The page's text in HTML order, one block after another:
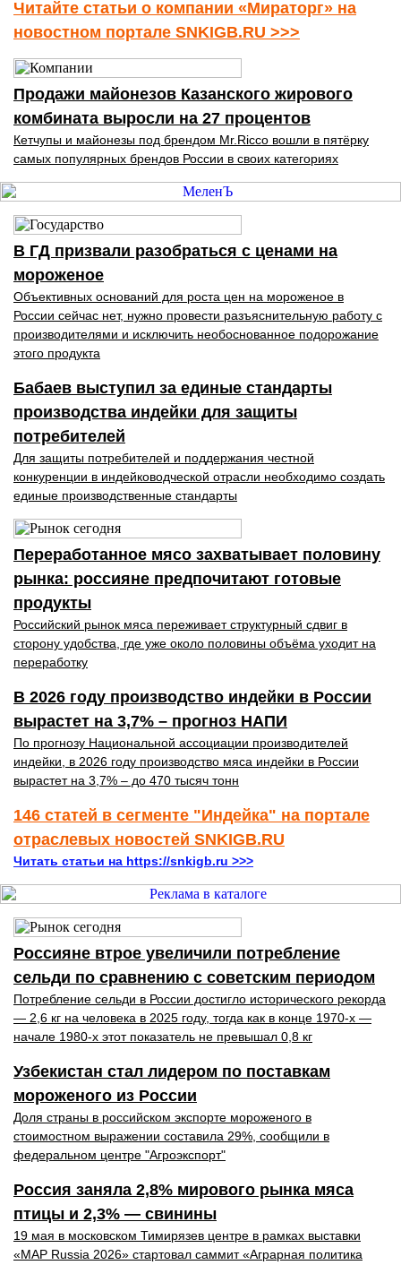
Читайте статьи о компании «Мираторг» на
новостном портале SNKIGB.RU >>>
Продажи майонезов Казанского жирового
комбината выросли на 27 процентов
Кетчупы и майонезы под брендом Mr.Ricco вошли в пятёрку
самых популярных брендов России в своих категориях
В ГД призвали разобраться с ценами на
мороженое
Объективных оснований для роста цен на мороженое в
России сейчас нет, нужно провести разъяснительную работу с
производителями и исключить необоснованное подорожание
этого продукта
Бабаев выступил за единые стандарты
производства индейки для защиты
потребителей
Для защиты потребителей и поддержания честной
конкуренции в индейководческой отрасли необходимо создать
единые производственные стандарты
Переработанное мясо захватывает половину
рынка: россияне предпочитают готовые
продукты
Российский рынок мяса переживает структурный сдвиг в
сторону удобства, где уже около половины объёма уходит на
переработку
В 2026 году производство индейки в России
вырастет на 3,7% – прогноз НАПИ
По прогнозу Национальной ассоциации производителей
индейки, в 2026 году производство мяса индейки в России
вырастет на 3,7% – до 470 тысяч тонн
146 статей в сегменте "Индейка" на портале
отраслевых новостей SNKIGB.RU
Читать статьи на https://snkigb.ru >>>
Россияне втрое увеличили потребление
сельди по сравнению с советским периодом
Потребление сельди в России достигло исторического рекорда
— 2,6 кг на человека в 2025 году, тогда как в конце 1970-х —
начале 1980-х этот показатель не превышал 0,8 кг
Узбекистан стал лидером по поставкам
мороженого из России
Доля страны в российском экспорте мороженого в
стоимостном выражении составила 29%, сообщили в
федеральном центре "Агроэкспорт"
Россия заняла 2,8% мирового рынка мяса
птицы и 2,3% — свинины
19 мая в московском Тимирязев центре в рамках выставки
«MAP Russia 2026» стартовал саммит «Аграрная политика